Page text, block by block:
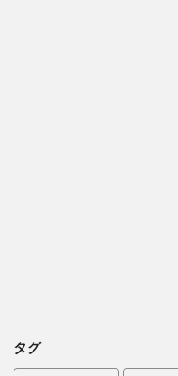
タグ